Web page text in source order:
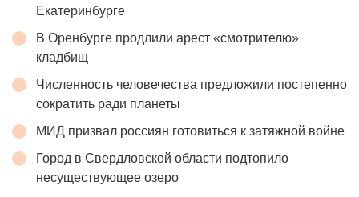
Екатеринбурге
В Оренбурге продлили арест «смотрителю»
кладбищ
Численность человечества предложили постепенно
сократить ради планеты
МИД призвал россиян готовиться к затяжной войне
Город в Свердловской области подтопило
несуществующее озеро